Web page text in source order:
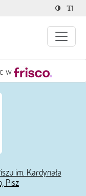
w
im. Kardynała
Pisz